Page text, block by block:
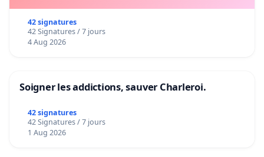
42 signatures
42 Signatures / 7 jours
4 Aug 2026
Soigner les addictions, sauver Charleroi.
42 signatures
42 Signatures / 7 jours
1 Aug 2026